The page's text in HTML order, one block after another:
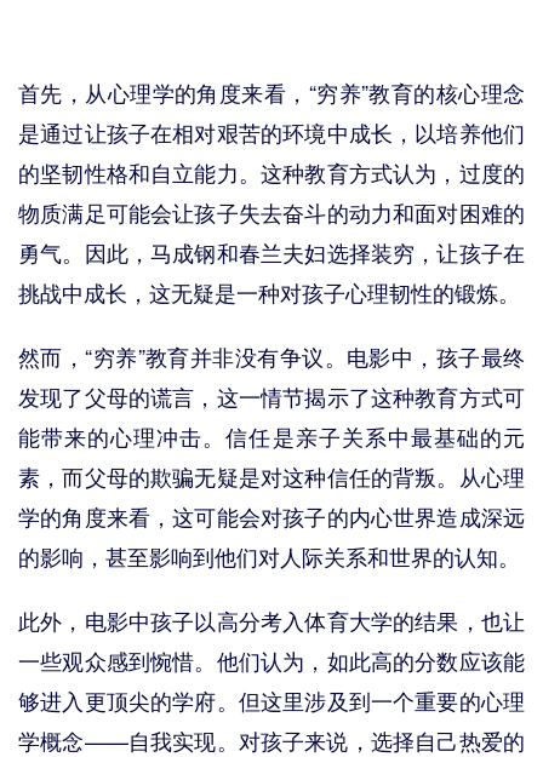
首先，从心理学的角度来看，“穷养”教育的核心理念
是通过让孩子在相对艰苦的环境中成长，以培养他们
的坚韧性格和自立能力。这种教育方式认为，过度的
物质满足可能会让孩子失去奋斗的动力和面对困难的
勇气。因此，马成钢和春兰夫妇选择装穷，让孩子在
挑战中成长，这无疑是一种对孩子心理韧性的锻炼。
然而，“穷养”教育并非没有争议。电影中，孩子最终
发现了父母的谎言，这一情节揭示了这种教育方式可
能带来的心理冲击。信任是亲子关系中最基础的元
素，而父母的欺骗无疑是对这种信任的背叛。从心理
学的角度来看，这可能会对孩子的内心世界造成深远
的影响，甚至影响到他们对人际关系和世界的认知。
此外，电影中孩子以高分考入体育大学的结果，也让
一些观众感到惋惜。他们认为，如此高的分数应该能
够进入更顶尖的学府。但这里涉及到一个重要的心理
学概念——自我实现。对孩子来说，选择自己热爱的